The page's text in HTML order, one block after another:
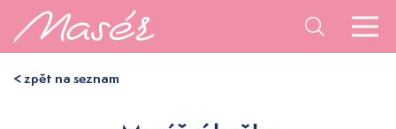
< zpět na seznam